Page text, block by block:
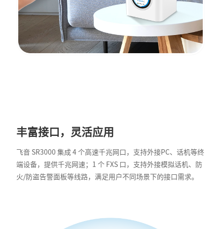
丰富接口，灵活应用
飞音 SR3000 集成 4 个高速千兆网口，支持外接PC、话机等终
端设备，提供千兆网速；1 个 FXS 口，支持外接模拟话机、防
火/防盗告警面板等线路，满足用户不同场景下的接口需求。